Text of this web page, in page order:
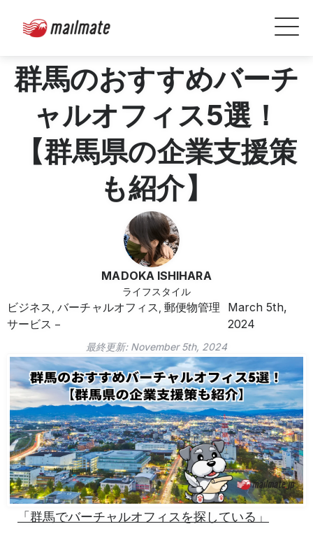
群馬のおすすめバーチ
ャルオフィス5選！
【群馬県の企業支援策
も紹介】
MADOKA ISHIHARA
ライフスタイル
ビジネス ,バーチャルオフィス ,郵便物管理
サービス
March 5th,
2024
最終更新: November 5th, 2024
「群馬でバーチャルオフィスを探している」